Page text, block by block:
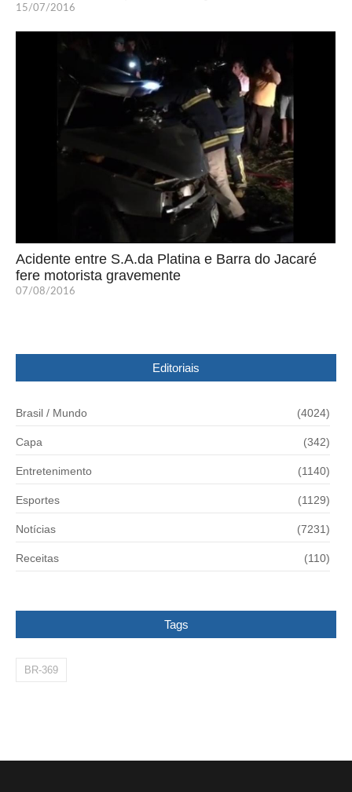
15/07/2016
Acidente entre S.A.da Platina e Barra do Jacaré
fere motorista gravemente
07/08/2016
Editoriais
Brasil / Mundo (4024)
Capa (342)
Entretenimento (1140)
Esportes (1129)
Notícias (7231)
Receitas (110)
Tags
BR-369